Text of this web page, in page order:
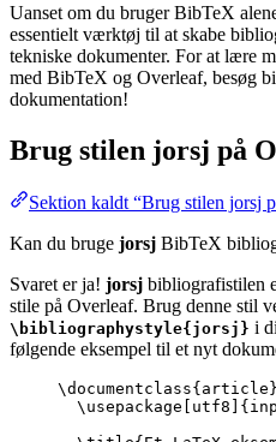
Uanset om du bruger BibTeX
essentielt værktøj til at skabe
tekniske dokumenter. For at lære
med BibTeX og Overleaf, besøg
dokumentation!
Brug stilen jorsj på
Sektion kaldt “Brug stilen jorsj
Kan du bruge jorsj BibTeX
Svaret er ja! jorsj bibliografistilen
stile på Overleaf. Brug denne stil
\bibliographystyle{jorsj} i
følgende eksempel til et nyt
\documentclass{ article }
\usepackage
utf8 ]{